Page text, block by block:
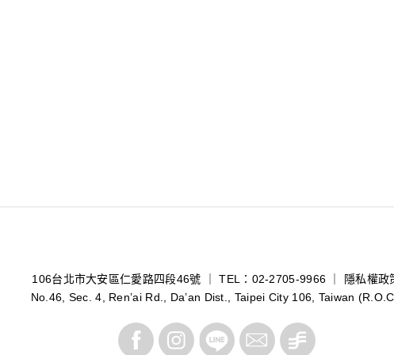
106台北市大安區仁愛路四段46號 ｜ TEL：02-2705-9966 ｜
隱私權政
No.46, Sec. 4, Ren’ai Rd., Da’an Dist., Taipei City 106, Taiwan